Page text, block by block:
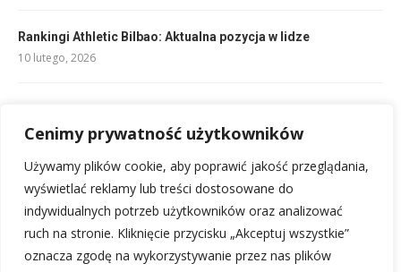
Cenimy prywatność użytkowników
Używamy plików cookie, aby poprawić jakość przeglądania,
wyświetlać reklamy lub treści dostosowane do
indywidualnych potrzeb użytkowników oraz analizować
ruch na stronie. Kliknięcie przycisku „Akceptuj wszystkie”
oznacza zgodę na wykorzystywanie przez nas plików
Rankingi Athletic Bilbao: Aktualna pozycja w lidze
10 lutego, 2026
12 lutego, 2026
UD Barbastro: Kluczowe Rozgrywki i Nadchodzące Mecze
10 lutego, 2026